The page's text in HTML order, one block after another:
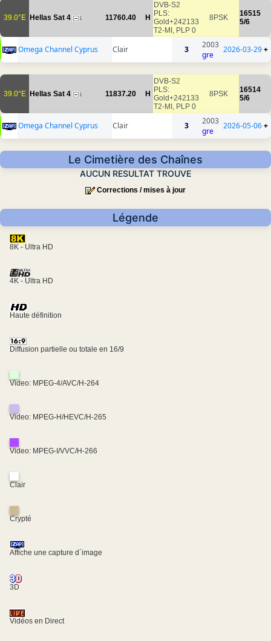
39.0°E Hellas Sat 4 1 11760.40 H
DVB-S2
PLS:
Gold+242133
T2-MI, PLP 0
8PSK
16515
5/6
Omega Channel Cyprus Clair 3
2003
gre
2026-03-29+
39.0°E Hellas Sat 4 1 11837.20 H
DVB-S2
PLS:
Gold+242133
T2-MI, PLP 0
8PSK
16514
5/6
Omega Channel Cyprus Clair 3
2003
gre
2026-05-06+
Le Cimetière des Chaînes
AUCUN RESULTAT TROUVE
Corrections / mises à jour
Légende
8K - Ultra HD
4K - Ultra HD
Haute définition
Diffusion partielle ou totale en 16/9
Video: MPEG-4/AVC/H-264
Video: MPEG-H/HEVC/H-265
Video: MPEG-I/VVC/H-266
Clair
Crypté
Affiche une capture d´image
3D
Vidéos en Direct